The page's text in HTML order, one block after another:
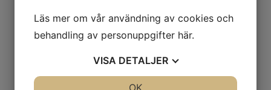
Föräldrar-Barn-5-2007
Läs mer om vår användning av cookies och
behandling av personuppgifter här.
VISA DETALJER
OK